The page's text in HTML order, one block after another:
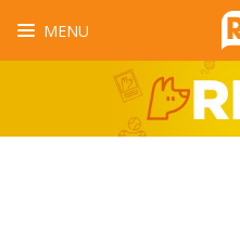
MENU